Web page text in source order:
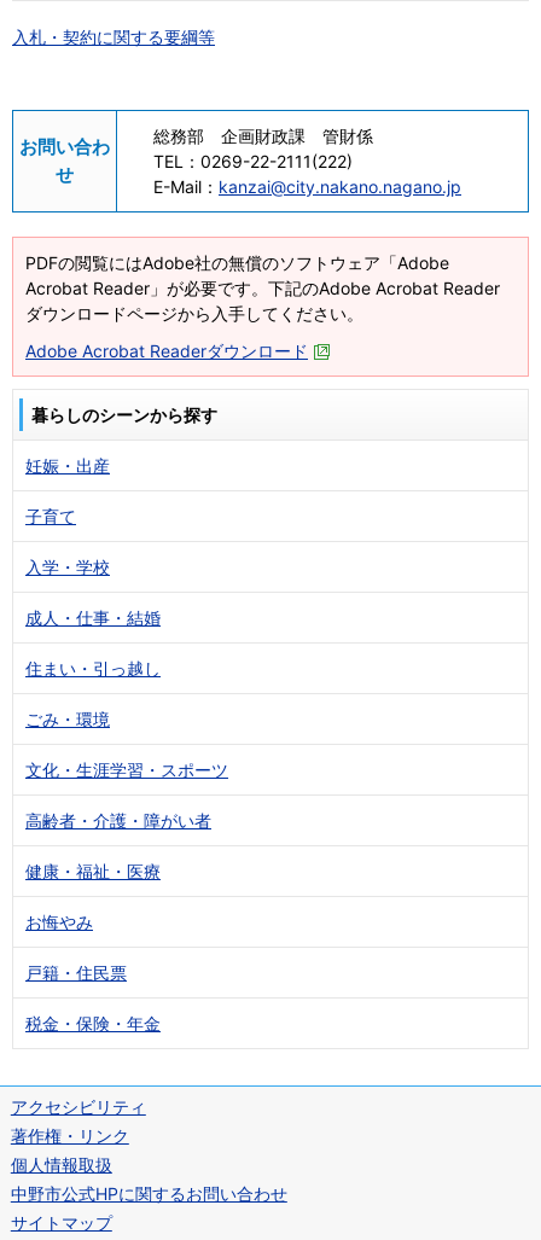
入札・契約に関する要綱等
お問い合わ
せ
総務部 企画財政課 管財係
TEL： 0269-22-2111(222)
E-Mail： kanzai@city.nakano.nagano.jp
PDFの閲覧にはAdobe社の無償のソフトウェア「Adobe
Acrobat Reader」が必要です。下記のAdobe Acrobat Reader
ダウンロードページから入手してください。
Adobe Acrobat Readerダウンロード
暮らしのシーンから探す
妊娠・出産
子育て
入学・学校
成人・仕事・結婚
住まい・引っ越し
ごみ・環境
文化・生涯学習・スポーツ
高齢者・介護・障がい者
健康・福祉・医療
お悔やみ
戸籍・住民票
税金・保険・年金
アクセシビリティ
著作権・リンク
個人情報取扱
中野市公式HPに関するお問い合わせ
サイトマップ